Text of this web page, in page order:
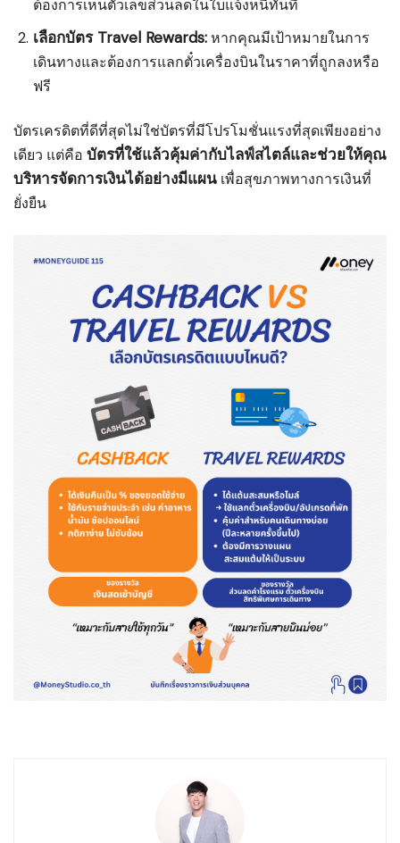
ต้องการเห็นตัวเลขส่วนลดในใบแจ้งหนี้ทันที
เลือกบัตร Travel Rewards:หากคุณมีเป้าหมายในการ
เดินทางและต้องการแลกตั๋วเครื่องบินในราคาที่ถูกลงหรือ
ฟรี
บัตรเครดิตที่ดีที่สุดไม่ใช่บัตรที่มีโปรโมชั่นแรงที่สุดเพียงอย่าง
เดียว แต่คือ บัตรที่ใช้แล้วคุ้มค่ากับไลฟ์สไตล์และช่วยให้คุณ
บริหารจัดการเงินได้อย่างมีแผน เพื่อสุขภาพทางการเงินที่
ยั่งยืน